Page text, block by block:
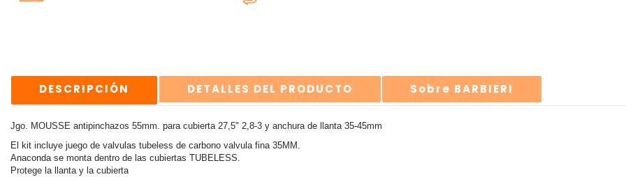
DESCRIPCIÓN DETALLES DEL PRODUCTO Sobre BARBIERI
Jgo. MOUSSE antipinchazos 55mm. para cubierta 27,5" 2,8-3 y anchura de llanta 35-45mm
El kit incluye juego de valvulas tubeless de carbono valvula fina 35MM.
Anaconda se monta dentro de las cubiertas TUBELESS.
Protege la llanta y la cubierta